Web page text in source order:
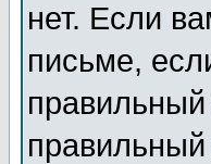
нет. Если
письме,